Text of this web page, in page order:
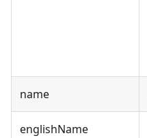
name
englishName